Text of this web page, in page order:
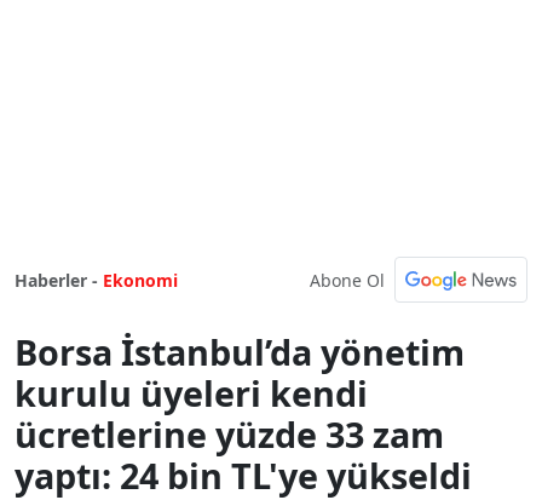
Haberler - Ekonomi Abone Ol
Borsa İstanbul’da yönetim
kurulu üyeleri kendi
ücretlerine yüzde 33 zam
yaptı: 24 bin TL'ye yükseldi